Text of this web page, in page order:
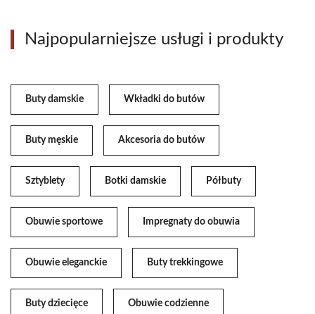
Najpopularniejsze usługi i produkty
Buty damskie Wkładki do butów
Buty męskie Akcesoria do butów
Sztyblety Botki damskie Półbuty
Obuwie sportowe Impregnaty do obuwia
Obuwie eleganckie Buty trekkingowe
Buty dziecięce Obuwie codzienne